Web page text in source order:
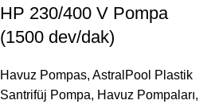
HP 230/400 V Pompa
(1500 dev/dak)
Havuz Pompas, AstralPool Plastik
Santrifüj Pompa, Havuz Pompaları,